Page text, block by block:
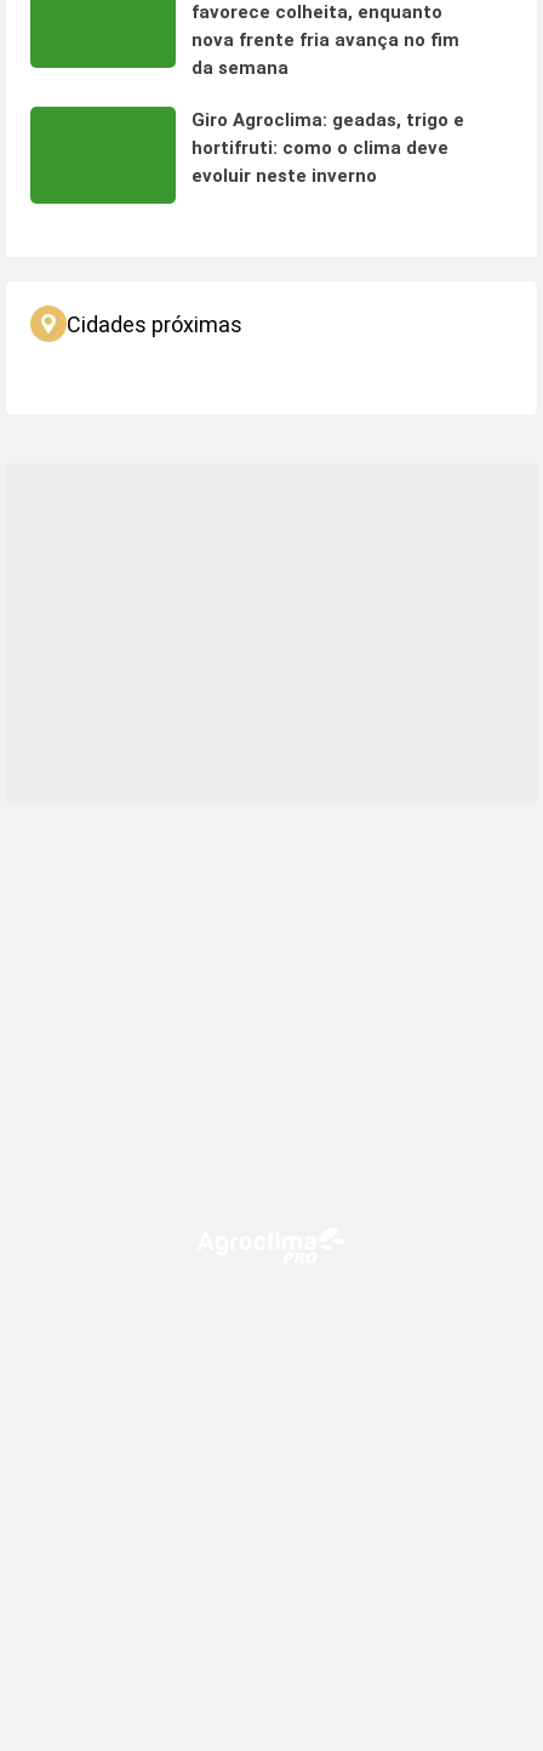
favorece colheita, enquanto
nova frente fria avança no fim
da semana
Giro Agroclima: geadas, trigo e
hortifruti: como o clima deve
evoluir neste inverno
Cidades próximas